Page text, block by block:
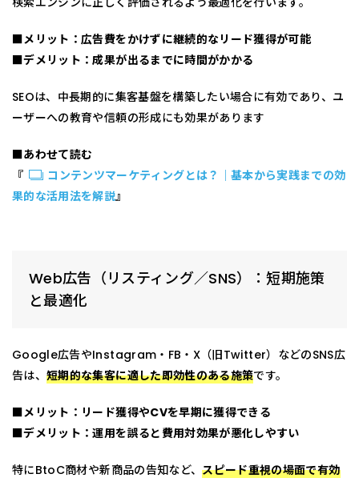
■メリット：広告費をかけずに継続的なリード獲得が可能
■デメリット：成果が出るまでに時間がかかる
SEOは、中長期的に集客基盤を構築したい場合に有効であり、ユ
ーザーへの教育や信頼の形成にも効果があります
■あわせて読む
『
コンテンツマーケティングとは？｜基本から実践までの効
果的な活用法を解説』
Web広告（リスティング／SNS）：短期施策
と最適化
Google広告やInstagram・FB・X（旧Twitter）などのSNS広
告は、短期的な集客に適した即効性のある施策です。
■メリット：リード獲得やCVを早期に獲得できる
■デメリット：運用を誤ると費用対効果が悪化しやすい
特にBtoC商材や新商品の告知など、スピード重視の場面で有効